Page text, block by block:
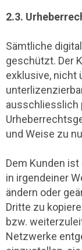
2.3.
Sämtliche
geschützt. Der
exklusive, nicht
ausschliesslich
und Weise zu
Dem Kunden
in irgendeiner
ändern oder
Dritte zu
bzw.
Netzwerke